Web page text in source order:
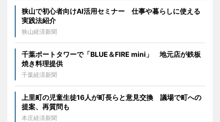
狭山で初心者向けAI活用セミナー 仕事や暮らしに使える
実践法紹介
狭山経済新聞
千葉ポートタワーで「BLUE＆FIRE mini」 地元店が鉄板
焼き料理提供
千葉経済新聞
上里町の児童生徒16人が町長らと意見交換 議場で町への
提案、再質問も
本庄経済新聞